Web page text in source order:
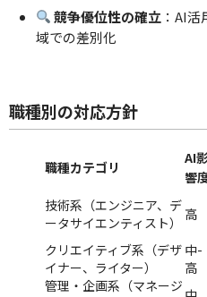
競争優位性の確立 ：AI
域での差別化
職種別の対応方針
職種カテゴリ
AI
響
技術系（エンジニア、デ
ータサイエンティスト）
高
クリエイティブ系（デザ
イナー、ライター）
中-
高
管理・企画系（マネージ